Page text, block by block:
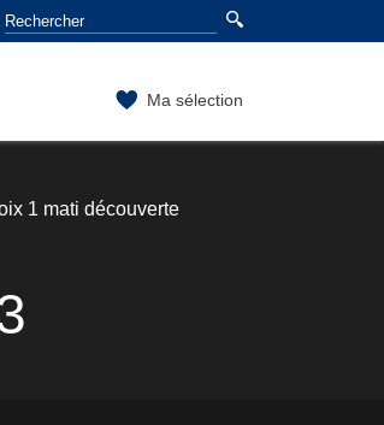
Ma sélection
1 mati découverte